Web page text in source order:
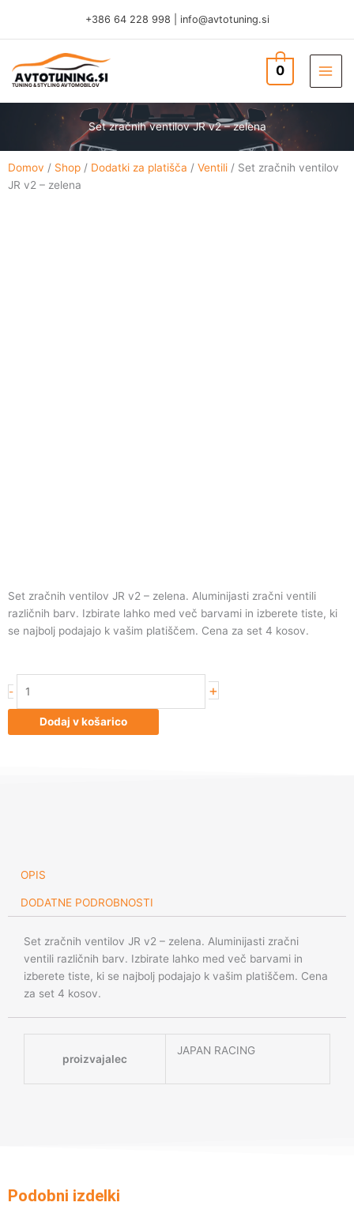
content
+386 64 228 998 info@avtotuning.si
TUNING & STYLING AVTOMOBILOV
0
Set zračnih ventilov JR v2 – zelena
Domov / Shop / Dodatki za platišča / Ventili / Set zračnih ventilov
JR v2 – zelena
Set zračnih ventilov JR v2 – zelena. Aluminijasti zračni ventili
različnih barv. Izbirate lahko med več barvami in izberete tiste, ki
se najbolj podajajo k vašim platiščem. Cena za set 4 kosov.
-
zračnih
ventilov
JR
+
Dodaj v košarico
OPIS
DODATNE PODROBNOSTI
Set zračnih ventilov JR v2 – zelena. Aluminijasti zračni
ventili različnih barv. Izbirate lahko med več barvami in
izberete tiste, ki se najbolj podajajo k vašim platiščem. Cena
za set 4 kosov.
proizvajalec
JAPAN RACING
Podobni izdelki